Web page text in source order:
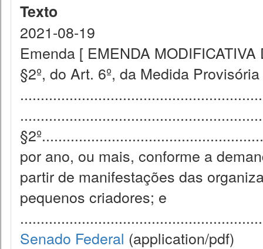
Texto
2021-08-19
Emenda [ EMENDA
§2º, do Art. 6º, da Medida
por ano, ou mais, conforme a
partir de manifestações das
pequenos criadores; e
Senado Federal (application/pdf)